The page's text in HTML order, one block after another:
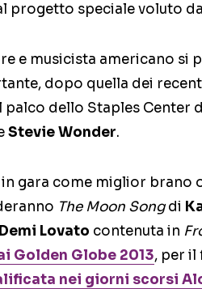
progetto speciale voluto da
e musicista americano si
dopo quella dei
palco dello Staples Center
Stevie Wonder.
gara come miglior brano
The Moon Songdi
Demi Lovato contenuta in
Golden Globe 2013, per il
nei giorni scorsi